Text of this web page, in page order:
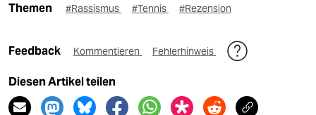
Themen #Rassismus #Tennis #Rezension
Feedback Kommentieren Fehlerhinweis
Diesen Artikel teilen